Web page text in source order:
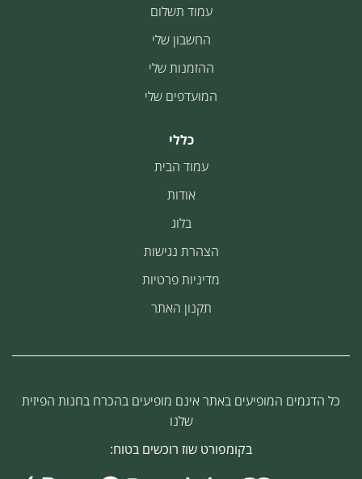
עמוד תשלום
החשבון שלי
ההזמנות שלי
המועדפים שלי
כללי
עמוד הבית
אודות
בלוג
הצהרת נגישות
מדיניות פרטיות
תקנון האתר
כל הדגמים המופיעים באתר אינם מופיעים בהכרח בחנות הפיזית
שלנו
בקומפורט שוז רוכשים בטוח: